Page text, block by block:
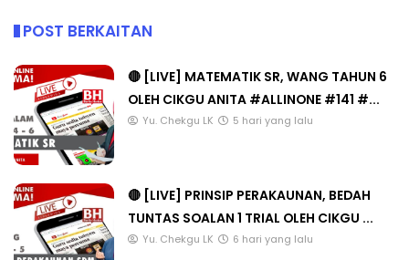
POST BERKAITAN
🔴 [LIVE] MATEMATIK SR, WANG TAHUN 6
OLEH CIKGU ANITA #ALLINONE #141 #...
Yu. Chekgu LK 5 hari yang lalu
🔴 [LIVE] PRINSIP PERAKAUNAN, BEDAH
TUNTAS SOALAN 1 TRIAL OLEH CIKGU ...
Yu. Chekgu LK 6 hari yang lalu